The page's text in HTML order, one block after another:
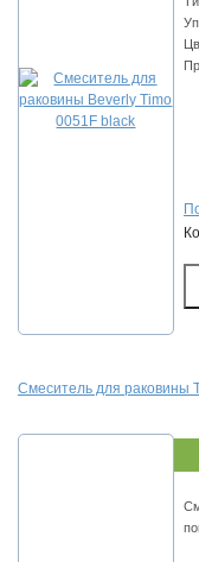
Смеситель для раковины